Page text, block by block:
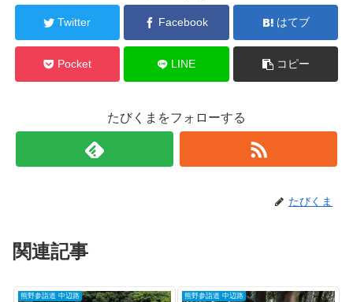
Twitter Facebook はてブ
Pocket LINE コピー
たびくまをフォローする
たびくま
関連記事
熊野参詣道 中辺路 熊野参詣道 中辺路